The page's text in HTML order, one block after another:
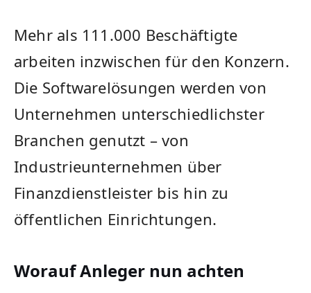
Mehr als 111.000 Beschäftigte
arbeiten inzwischen für den Konzern.
Die Softwarelösungen werden von
Unternehmen unterschiedlichster
Branchen genutzt – von
Industrieunternehmen über
Finanzdienstleister bis hin zu
öffentlichen Einrichtungen.
Worauf Anleger nun achten